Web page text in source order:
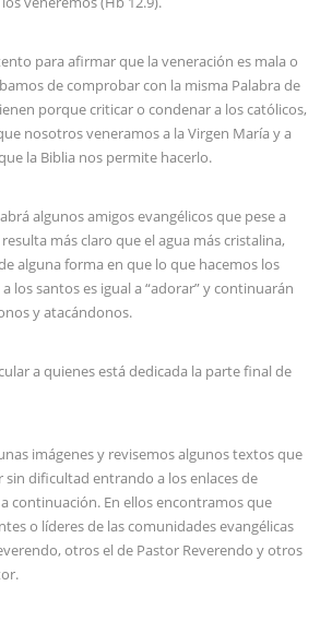
para afirmar que la veneración es mala o
de comprobar con la misma Palabra de
porque criticar o condenar a los católicos,
nosotros veneramos a la Virgen María y a
la Biblia nos permite hacerlo.
algunos amigos evangélicos que pese a
más claro que el agua más cristalina,
alguna forma en que lo que hacemos los
los santos es igual a “adorar” y continuarán
y atacándonos.
a quienes está dedicada la parte final de
imágenes y revisemos algunos textos que
dificultad entrando a los enlaces de
continuación. En ellos encontramos que
o líderes de las comunidades evangélicas
otros el de Pastor Reverendo y otros